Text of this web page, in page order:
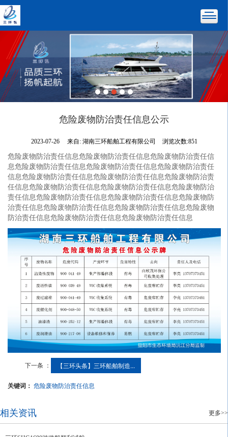
危险废物防治责任信息公示
2023-07-26 来自: 湖南三环船舶工程有限公司 浏览次数:851
危险废物防治责任信息危险废物防治责任信息危险废物防治责任信
息危险废物防治责任信息危险废物防治责任信息危险废物防治责任
信息危险废物防治责任信息危险废物防治责任信息危险废物防治责
任信息危险废物防治责任信息危险废物防治责任信息危险废物防治
责任信息危险废物防治责任信息危险废物防治责任信息危险废物防
治责任信息危险废物防治责任信息危险废物防治责任信息危险废物
防治责任信息危险废物防治责任信息危险废物防治责任信息
下一条 ： 【三环头条】三环船舶制造...
关键词： 危险废物防治责任信息
相关资讯 更多>>